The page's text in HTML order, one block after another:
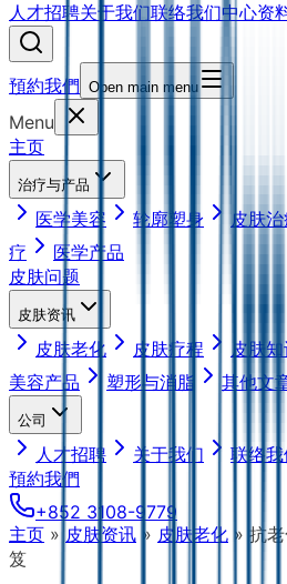
人才招聘关于我们联络我们中心资
預約我們 Open main menu
Menu
主页
治疗与产品
医学美容 轮廓塑身 皮肤治
疗
医学产品
皮肤问题
皮肤资讯
皮肤老化 皮肤疗程 皮肤
美容产品
塑形与消脂 其他文
公司
人才招聘 关于我们 联络我
預約我們
+852 3108-9779
主页 » 皮肤资讯 » 皮肤老化 » 抗
笈